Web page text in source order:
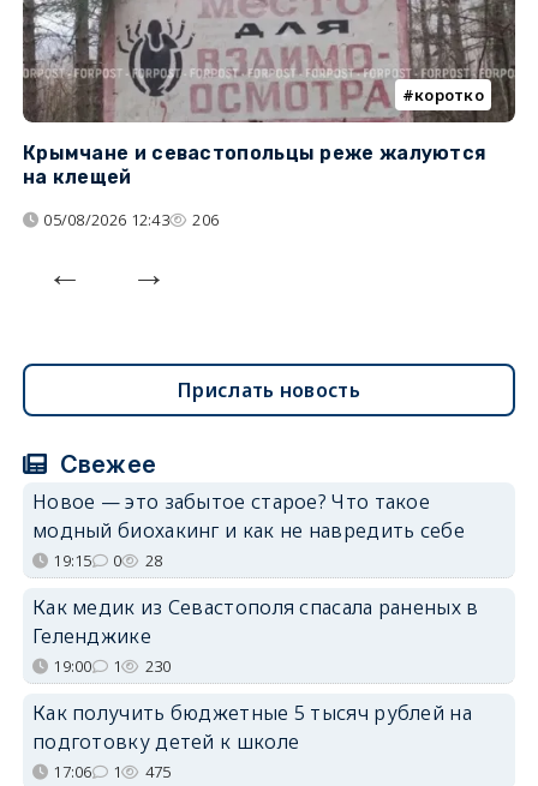
коротко
Крымчане и севастопольцы реже жалуются
на клещей
05/08/2026 12:43 206
Прислать новость
Свежее
Новое — это забытое старое? Что такое
модный биохакинг и как не навредить себе
19:15 0 28
Как медик из Севастополя спасала раненых в
Геленджике
19:00 1 230
Как получить бюджетные 5 тысяч рублей на
подготовку детей к школе
17:06 1 475